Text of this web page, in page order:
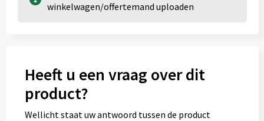
winkelwagen/offertemand uploaden
Heeft u een vraag over dit
product?
Wellicht staat uw antwoord tussen de product